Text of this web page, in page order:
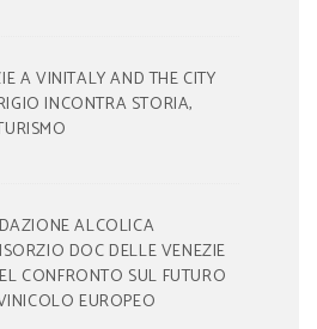
A VINITALY AND THE CITY
INCONTRA STORIA,
ALCOLICA
DOC DELLE VENEZIE
CONFRONTO SUL FUTURO
EUROPEO